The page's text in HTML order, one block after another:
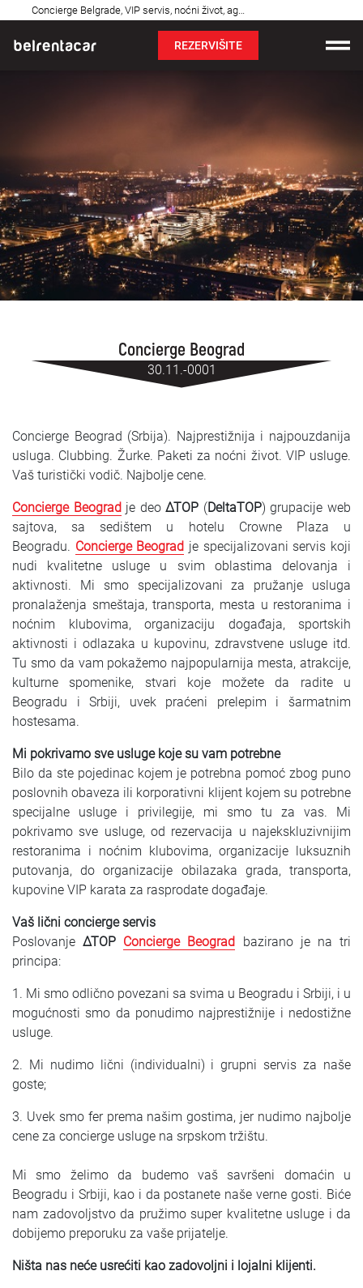
Concierge Belgrade, VIP servis, noćni život, agencija | Srbija
pitanja
REZERVIŠITE
Uslovi najma
O nama
Najčešća pitanja
Blog
ENGLISH
Concierge Beograd
30.11.-0001
Concierge Beograd (Srbija). Najprestižnija i najpouzdanija
usluga. Clubbing. Žurke. Paketi za noćni život. VIP usluge.
Vaš turistički vodič. Najbolje cene.
Concierge Beogradje deo∆TOP (DeltaTOP) grupacije web
sajtova, sa sedištem u hotelu Crowne Plaza u
Beogradu. Concierge Beograd je specijalizovani servis koji
nudi kvalitetne usluge u svim oblastima delovanja i
aktivnosti. Mi smo specijalizovani za pružanje usluga
pronalaženja smeštaja, transporta, mesta u restoranima i
noćnim klubovima, organizaciju događaja, sportskih
aktivnosti i odlazaka u kupovinu, zdravstvene usluge itd.
Tu smo da vam pokažemo najpopularnija mesta, atrakcije,
kulturne spomenike, stvari koje možete da radite u
Beogradu i Srbiji, uvek praćeni prelepim i šarmatnim
hostesama.
Mi pokrivamo sve usluge koje su vam potrebne
Bilo da ste pojedinac kojem je potrebna pomoć zbog puno
poslovnih obaveza ili korporativni klijent kojem su potrebne
specijalne usluge i privilegije, mi smo tu za vas. Mi
pokrivamo sve usluge, od rezervacija u najekskluzivnijim
restoranima i noćnim klubovima, organizacije luksuznih
putovanja, do organizacije obilazaka grada, transporta,
kupovine VIP karata za rasprodate događaje.
Vaš lični concierge servis
Poslovanje∆TOP Concierge Beograd bazirano je na tri
principa:
1. Mi smo odlično povezani sa svima u Beogradu i Srbiji, i u
mogućnosti smo da ponudimo najprestižnije i nedostižne
usluge.
2. Mi nudimo lični (individualni) i grupni servis za naše
goste;
3. Uvek smo fer prema našim gostima, jer nudimo najbolje
cene za concierge usluge na srpskom tržištu.
Mi smo želimo da budemo vaš savršeni domaćin u
Beogradu i Srbiji, kao i da postanete naše verne gosti. Biće
nam zadovoljstvo da pružimo super kvalitetne usluge i da
dobijemo preporuku za vaše prijatelje.
Ništa nas neće usrećiti kao zadovoljni i lojalni klijenti.